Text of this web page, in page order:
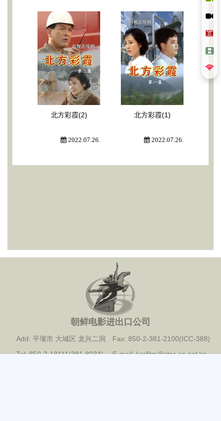
北方彩霞(2)
2022.07.26.
北方彩霞(1)
2022.07.26.
朝鲜电影进出口公司
Add: 平壤市 大城区 龙兴二洞
Tel: 850-2-18111(381-8034)
Fax: 850-2-381-2100(ICC-388)
E-mail: korfilm@star-co.net.kp